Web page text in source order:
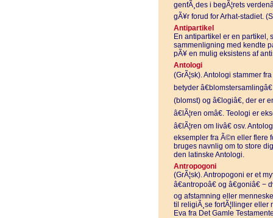
genfÃ¸des i begÃ¦rets
gÃ¥r forud for Arhat-stadiet.
Antipartikel
En antipartikel er en partikel,
sammenligning med kendte
pÃ¥ en mulig eksistens af
Antologi
(GrÃ¦sk). Antologi stammer
betyder
(blomst) og â€logiâ€, der er
â€lÃ¦ren omâ€. Teologi er
â€lÃ¦ren om livâ€ osv.
eksempler fra Ã©n eller flere
bruges navnlig om to store
den latinske Antologi.
Antropogoni
(GrÃ¦sk). Antropogoni er et
â€antropoâ€ og â€goniâ€
og afstamning eller
til religiÃ¸se fortÃ¦llinger eller
Eva fra Det Gamle